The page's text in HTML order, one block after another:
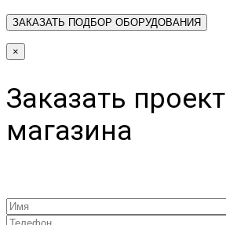
×
Заказать проект
магазина